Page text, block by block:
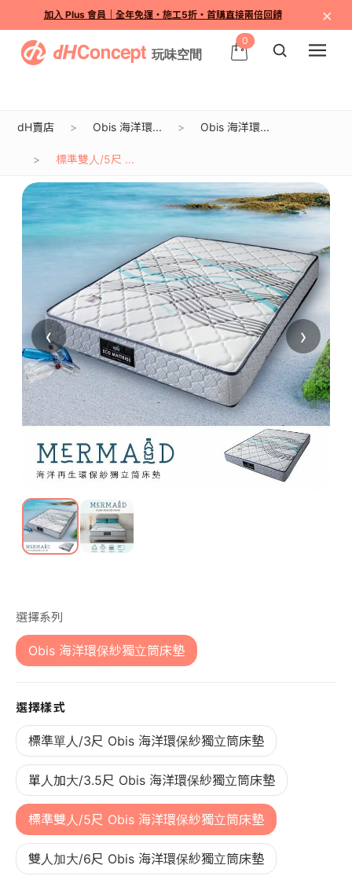
加入 Plus 會員｜全年免運・施工5折・首購直接兩倍回饋 ×
0
dH賣店 Obis 海洋環... Obis 海洋環...
標準雙人/5尺 ...
‹ ›
第 1 張，共 2 張
選擇系列
Obis 海洋環保紗獨立筒床墊
選擇樣式
標準單人/3尺 Obis 海洋環保紗獨立筒床墊
單人加大/3.5尺 Obis 海洋環保紗獨立筒床墊
標準雙人/5尺 Obis 海洋環保紗獨立筒床墊
雙人加大/6尺 Obis 海洋環保紗獨立筒床墊